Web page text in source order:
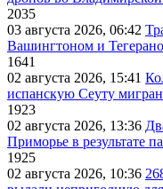
2035
03 августа 2026, 06:42
Вашингтоном и
1641
02 августа 2026, 15:41
испанскую Сеуту
1923
02 августа 2026, 13:36
Приморье в результате
1925
02 августа 2026, 10:36